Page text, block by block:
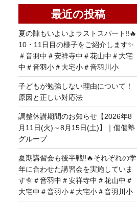
最近の投稿
夏の陣もいよいよラストスパート‼🔥
10・11日目の様子をご紹介します✨
＃音羽中＃安祥寺中＃花山中＃大宅
中＃音羽小＃大宅小＃音羽川小
子どもが勉強しない理由について！
原因と正しい対応法
調整休講期間のお知らせ【2026年8
月11日(火)～8月15日(土)】｜個個塾
グループ
夏期講習会も後半戦‼🔥それぞれの学
年に合わせた講習会を実施していま
す🌞＃音羽中＃安祥寺中＃花山中＃
大宅中＃音羽小＃大宅小＃音羽川小